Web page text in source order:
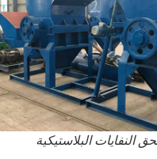
النفايات البلاستيكية